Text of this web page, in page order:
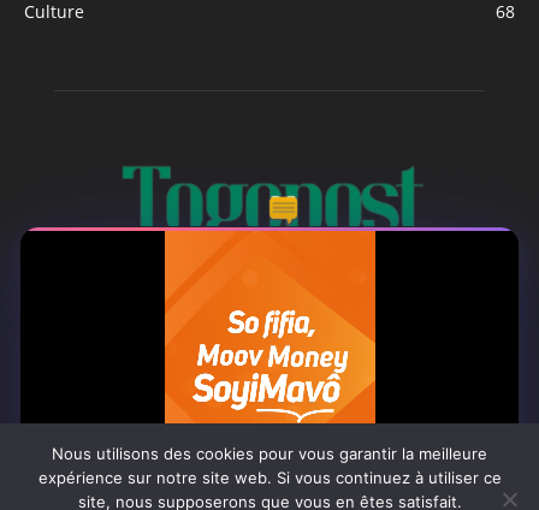
Culture
68
À PROPOS
Togo Post est un site d'information en ligne ...
Tel : +228 98 42 82 18
Contactez-nous:contact@togopost.tg
Nous utilisons des cookies pour vous garantir la meilleure
expérience sur notre site web. Si vous continuez à utiliser ce
site, nous supposerons que vous en êtes satisfait.